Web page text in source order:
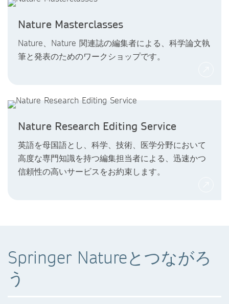
Nature Masterclasses
Nature、Nature 関連誌の編集者による、科学論文執
筆と発表のためのワークショップです。
Nature Research Editing Service
英語を母国語とし、科学、技術、医学分野において
高度な専門知識を持つ編集担当者による、迅速かつ
信頼性の高いサービスをお約束します。
Springer Natureとつながろ
う